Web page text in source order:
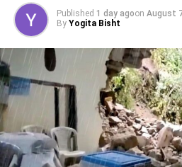
मजदूरी का प्रावधान भी किया गया
Published 1 day agoon August
By Yogita Bisht